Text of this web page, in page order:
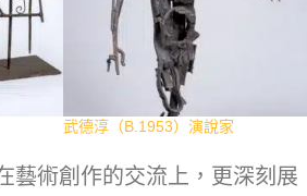
武德淳（B.1953）演說家
藝術創作的交流上，更深刻展